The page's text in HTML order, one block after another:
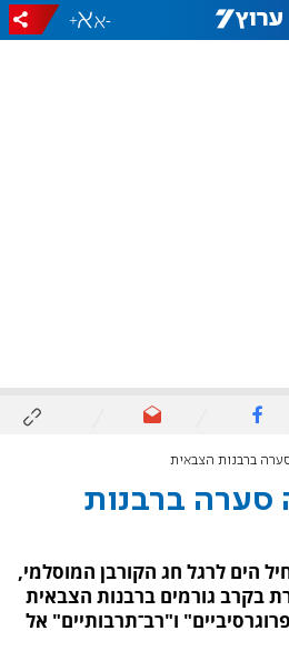
-
+
ברבנות הצבאית
סערה ברבנות
הים לרגל חג הקורבן המוסלמי,
בקרב גורמים ברבנות הצבאית
ו"רב־תרבותיים" אל